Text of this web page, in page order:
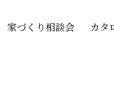
家づくり相談会 カタ